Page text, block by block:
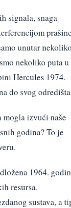
signala, snaga
unutar
nekoliko puta u
Hercules 1974.
do svog
mogla izvući naše
godina? To je
1964.
resursa.
sustava, a